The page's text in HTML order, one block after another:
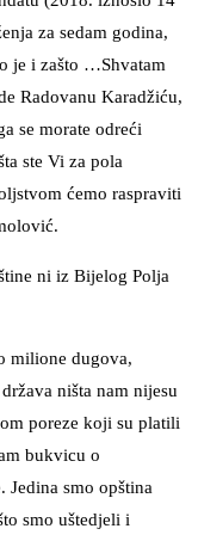
za sedam godina,
je i zašto …Shvatam
Radovanu Karadžiću,
se morate odreći
ste Vi za pola
ćemo raspraviti
ni iz Bijelog Polja
milione dugova,
ništa nam nijesu
poreze koji su platili
bukvicu o
smo opština
smo uštedjeli i